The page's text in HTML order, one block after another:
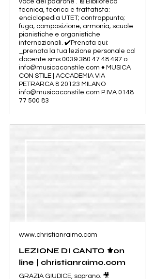
voce del padrone”. 📔Biblioteca
tecnica, teorica e trattatista:
enciclopedia UTET; contrappunto;
fuga; composizione; armonia; scuole
pianistiche e organistiche
internazionali. ✔️Prenota qui:
_prenota la tua lezione personale col
docente sms 0039 380 47 48 497 o
info@musicaconstile.com ♦️ MUSICA
CON STILE | ACCADEMIA VIA
PETRARCA 8 20123 MILANO
info@musicaconstile.com P.IVA 0148
77 500 83
www.christianraimo.com
LEZIONE DI CANTO ⚜️on
line | christianraimo.com
GRAZIA GIUDICE, soprano. 🎥